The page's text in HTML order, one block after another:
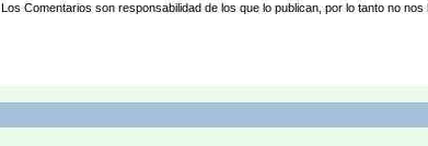
Los Comentarios son responsabilidad de los que lo publican, por lo tanto no